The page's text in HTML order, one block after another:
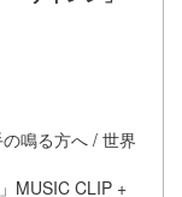
鳴る方へ / 世界
MUSIC CLIP +